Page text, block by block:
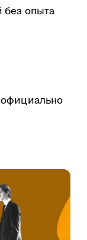
без опыта